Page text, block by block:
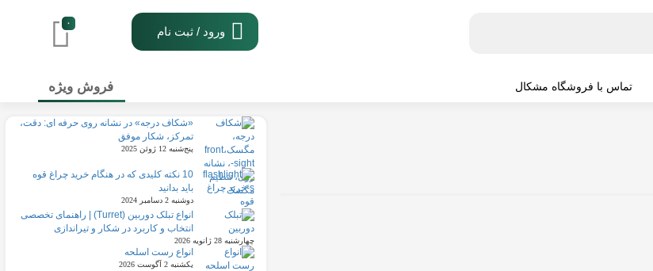
۰
ورود / ثبت نام
تماس با فروشگاه مشکال فروش ویژه
«شکاف درجه» در نشانه روی حرفه ای: دقت،
تمرکز، شکار موفق
پنج‌شنبه 12 ژوئن 2025
10 نکته کلیدی که در هنگام خرید چراغ قوه
باید بدانید
دوشنبه 2 دسامبر 2024
انواع تبلک دوربین (Turret) | راهنمای تخصصی
انتخاب و کاربرد در شکار و تیراندازی
چهارشنبه 28 ژانویه 2026
انواع رست اسلحه
یکشنبه 2 آگوست 2026